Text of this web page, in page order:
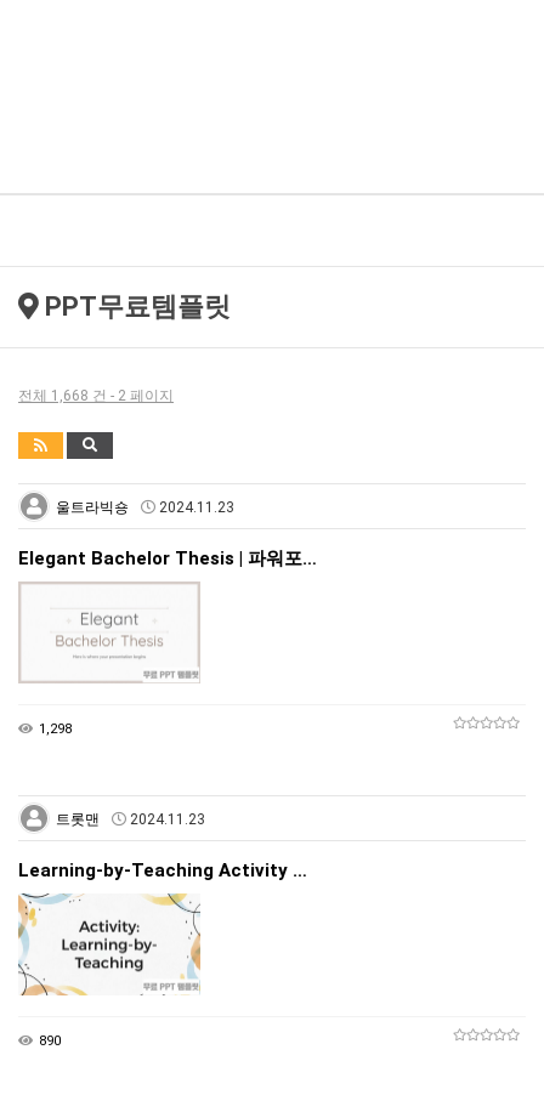
PPT무료템플릿
전체 1,668 건 - 2 페이지
울트라빅숑 2024.11.23
Elegant Bachelor Thesis | 파워포…
1,298
트롯맨 2024.11.23
Learning-by-Teaching Activity …
890